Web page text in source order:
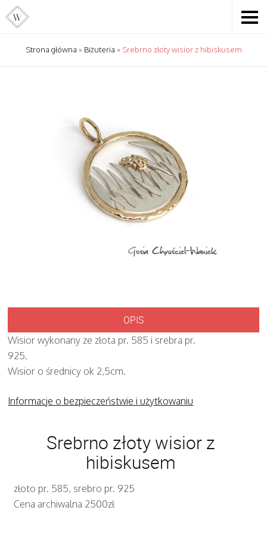
Strona główna » Biżuteria » Srebrno złoty wisior z hibiskusem
OPIS
Wisior wykonany ze złota pr. 585 i srebra pr.
925.
Wisior o średnicy ok 2,5cm.
Informacje o bezpieczeństwie i użytkowaniu
Srebrno złoty wisior z
hibiskusem
złoto pr. 585, srebro pr. 925
Cena archiwalna 2500zł